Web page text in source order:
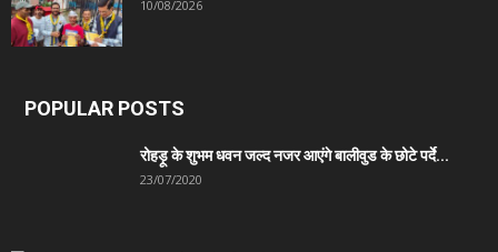
10/08/2026
POPULAR POSTS
रोहड़ू के शुभम धवन जल्द नजर आएंगे बालीवुड के छोटे पर्दे...
23/07/2020